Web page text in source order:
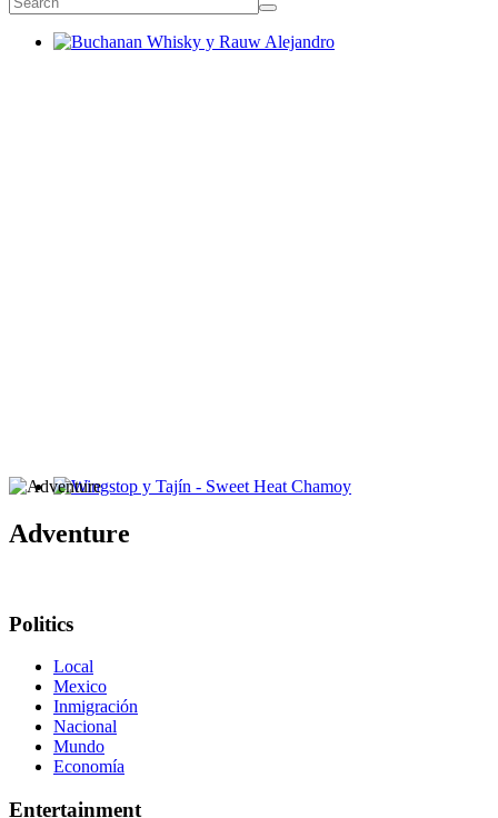
Adventure
Politics
Local
Mexico
Inmigración
Nacional
Mundo
Economía
Entertainment